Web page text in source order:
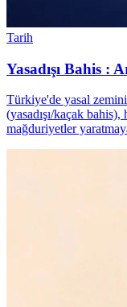
Tarih
Yasadışı Bahis :
Türkiye'de yasal
(yasadışı/kaçak
mağduriyetler